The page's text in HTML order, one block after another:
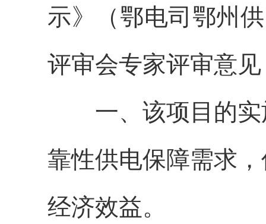
示》（鄂电司鄂州供
评审会专家评审意
一、 该项目的
靠性供电保障需求
经济效益。